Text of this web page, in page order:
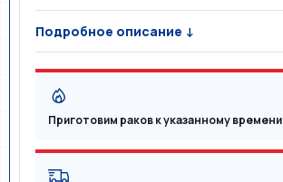
Подробное описание ↓
Приготовим раков к указанному времени